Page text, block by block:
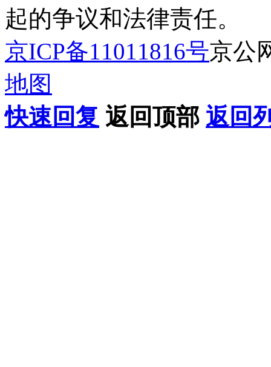
起的争议和法律责任。
京ICP备11011816号京公
地图
快速回复 返回顶部 返回